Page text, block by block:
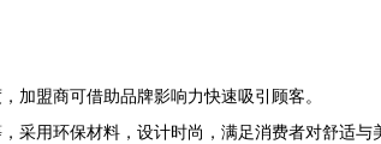
加盟商可借助品牌影响力快速吸引顾客。
采用环保材料，设计时尚，满足消费者对舒适与